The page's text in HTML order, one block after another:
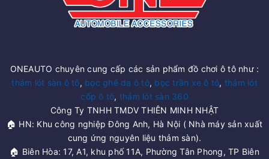
ONEAUTO chuyên cung cấp các sản phẩm đồ chơi ô tô như :
thảm lót sàn ô tô, bọc ghế da ô tô, bọc trần xe ô tô, thảm lót
cốp ô tô, thảm lót sàn 360
Công Ty TNHH TMDV THIÊN MINH NHẬT
🏠 HN: Khu công nghiệp Đông Anh, Hà Nội ( Nhà máy sản xuất
cung ứng nguyên liệu thảm sàn).
🏠 Biên Hòa: 17, A1, khu phố 11A, Phường Tân Phong, TP Biên